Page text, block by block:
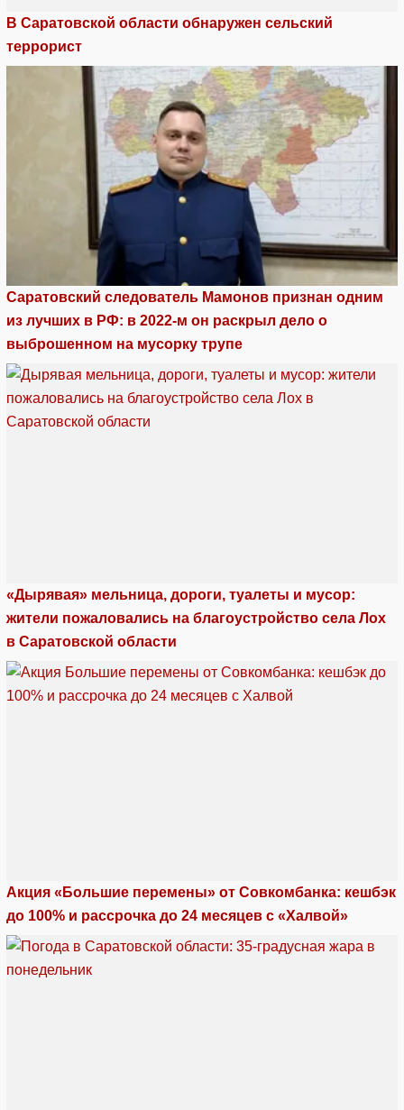
В Саратовской области обнаружен сельский
террорист
Саратовский следователь Мамонов признан одним
из лучших в РФ: в 2022-м он раскрыл дело о
выброшенном на мусорку трупе
«Дырявая» мельница, дороги, туалеты и мусор:
жители пожаловались на благоустройство села Лох
в Саратовской области
Акция «Большие перемены» от Совкомбанка: кешбэк
до 100% и рассрочка до 24 месяцев с «Халвой»